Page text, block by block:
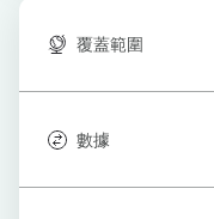
覆蓋範圍
數據